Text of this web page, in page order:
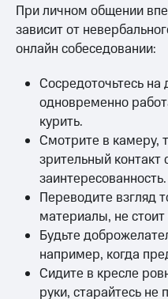
При личном общении
зависит от
онлайн собеседовании:
Сосредоточьтесь на
одновременно
курить.
Смотрите в камеру,
зрительный контакт
заинтересованность.
Переводите взгляд
материалы, не стоит
Будьте
например, когда
Сидите в кресле
руки, старайтесь не